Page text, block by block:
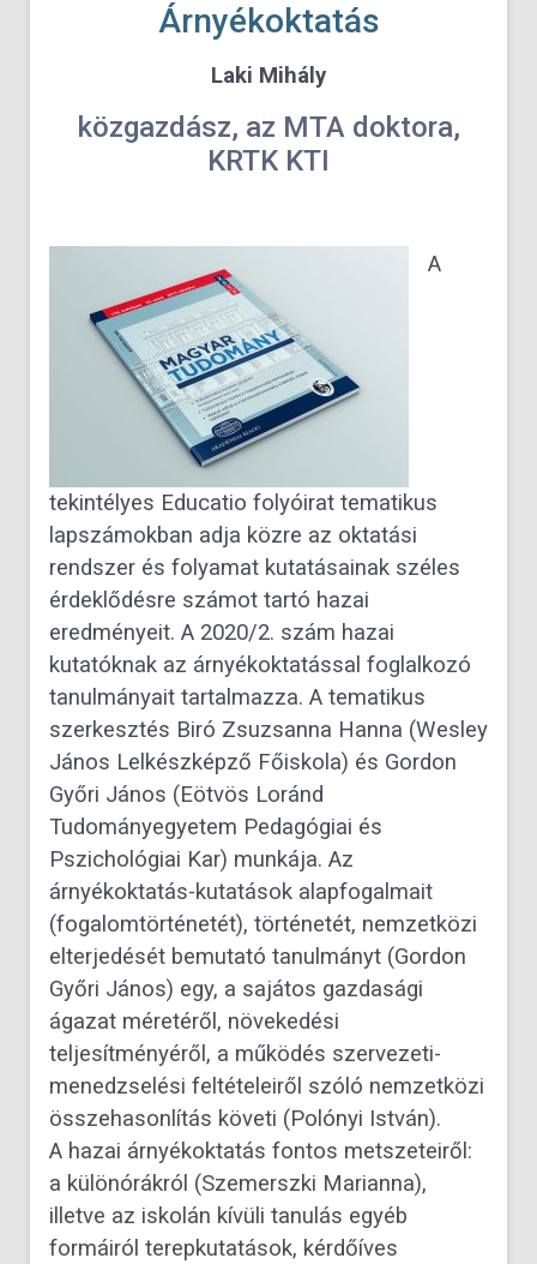
Árnyékoktatás
Laki Mihály
közgazdász, az MTA doktora,
KRTK KTI
A
tekintélyes Educatio folyóirat tematikus
lapszámokban adja közre az oktatási
rendszer és folyamat kutatásainak széles
érdeklődésre számot tartó hazai
eredményeit. A 2020/2. szám hazai
kutatóknak az árnyékoktatással foglalkozó
tanulmányait tartalmazza. A tematikus
szerkesztés Biró Zsuzsanna Hanna (Wesley
János Lelkészképző Főiskola) és Gordon
Győri János (Eötvös Loránd
Tudományegyetem Pedagógiai és
Pszichológiai Kar) munkája. Az
árnyékoktatás-kutatások alapfogalmait
(fogalomtörténetét), történetét, nemzetközi
elterjedését bemutató tanulmányt (Gordon
Győri János) egy, a sajátos gazdasági
ágazat méretéről, növekedési
teljesítményéről, a működés szervezeti-
menedzselési feltételeiről szóló nemzetközi
összehasonlítás követi (Polónyi István).
A hazai árnyékoktatás fontos metszeteiről:
a különórákról (Szemerszki Marianna),
illetve az iskolán kívüli tanulás egyéb
formáiról terepkutatások, kérdőíves